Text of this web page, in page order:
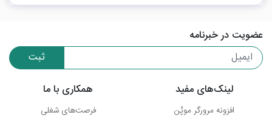
عضویت در خبرنامه
ثبت
لینک‌های مفید
افزونه مرورگر موپُن
همکاری با ما
فرصت‌های شغلی